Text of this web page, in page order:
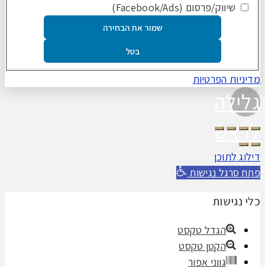
שיווק/פרסום (Facebook/Ads)
שמור את הבחירה
בטל
מדיניות הפרטיות
גלילה
לראש
העמוד
דילוג לתוכן
פתח סרגל נגישות
כלי נגישות
הגדל טקסט
הקטן טקסט
גווני אפור